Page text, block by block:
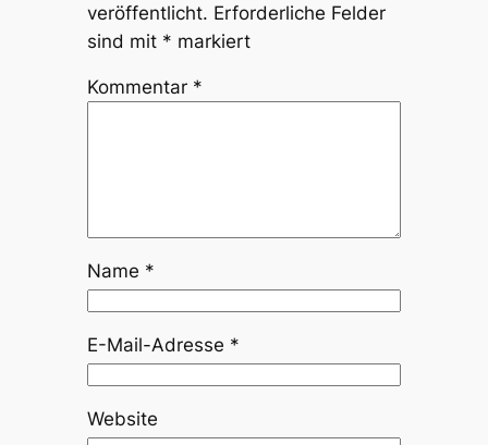
veröffentlicht. Erforderliche Felder
sind mit * markiert
Kommentar *
Name *
E-Mail-Adresse *
Website